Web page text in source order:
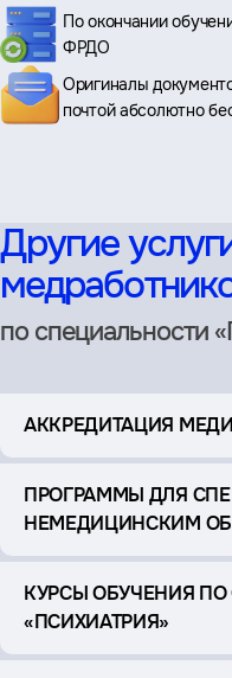
По окончании
ФРДО
Оригиналы
почтой абсолютно
Другие
по специальности
АККРЕДИТАЦИЯ
ПРОГРАММЫ ДЛЯ
НЕМЕДИЦИНСКИМ
КУРСЫ ОБУЧЕНИЯ
«ПСИХИАТРИЯ»